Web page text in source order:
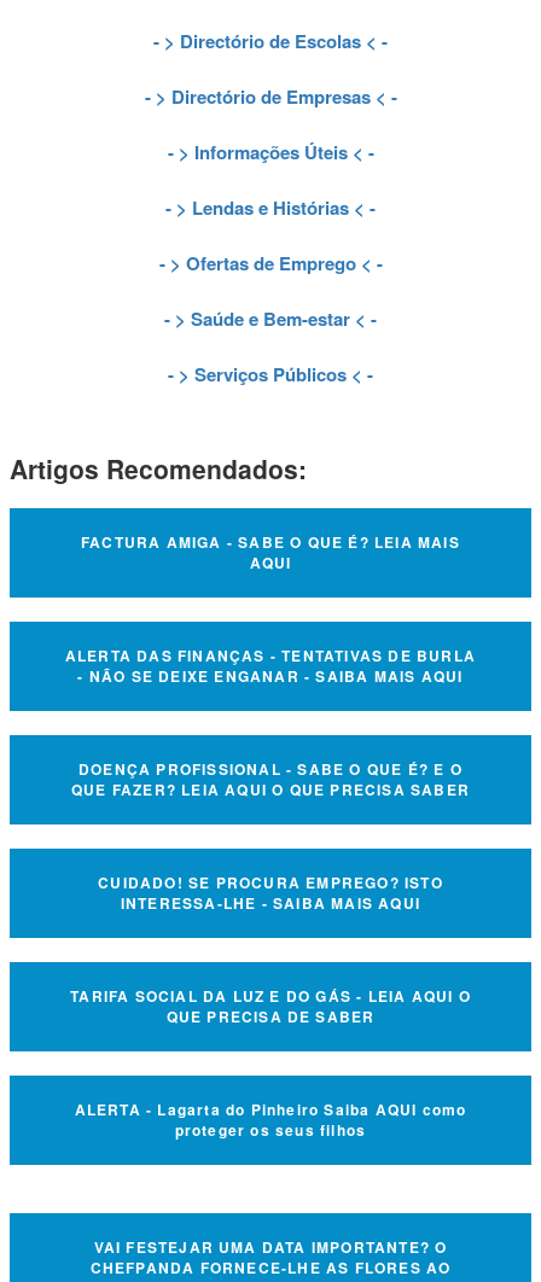
- > Directório de Escolas < -
- > Directório de Empresas< -
- > Informações Úteis< -
- > Lendas e Histórias < -
- > Ofertas de Emprego< -
- > Saúde e Bem-estar < -
- > Serviços Públicos < -
Artigos Recomendados:
FACTURA AMIGA - SABE O QUE É? LEIA MAIS
AQUI
ALERTA DAS FINANÇAS - TENTATIVAS DE BURLA
- NÃO SE DEIXE ENGANAR - SAIBA MAIS AQUI
DOENÇA PROFISSIONAL - SABE O QUE É? E O
QUE FAZER? LEIA AQUI O QUE PRECISA SABER
CUIDADO! SE PROCURA EMPREGO? ISTO
INTERESSA-LHE - SAIBA MAIS AQUI
TARIFA SOCIAL DA LUZ E DO GÁS - LEIA AQUI O
QUE PRECISA DE SABER
ALERTA - Lagarta do Pinheiro Saiba AQUI como
proteger os seus filhos
VAI FESTEJAR UMA DATA IMPORTANTE? O
CHEFPANDA FORNECE-LHE AS FLORES AO